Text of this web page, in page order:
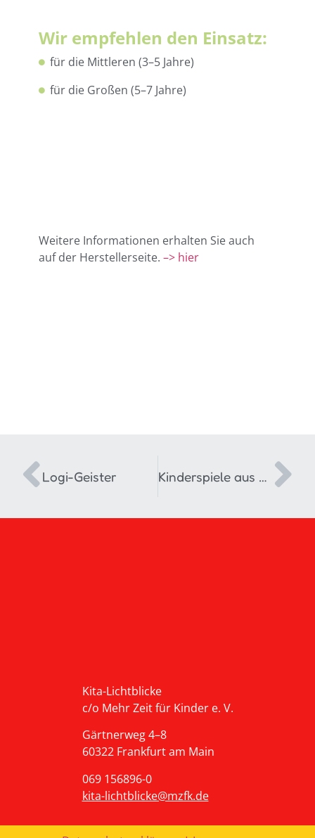
Wir empfehlen den Einsatz:
für die Mittleren (3–5 Jahre)
für die Großen (5–7 Jahre)
Weitere Informationen erhalten Sie auch
auf der Herstellerseite. –> hier
Logi-Geister Kinderspiele aus aller Welt
Kita-Lichtblicke
c/o Mehr Zeit für Kinder e. V.
Gärtnerweg 4–8
60322 Frankfurt am Main
069 156896-0
kita-lichtblicke@mzfk.de